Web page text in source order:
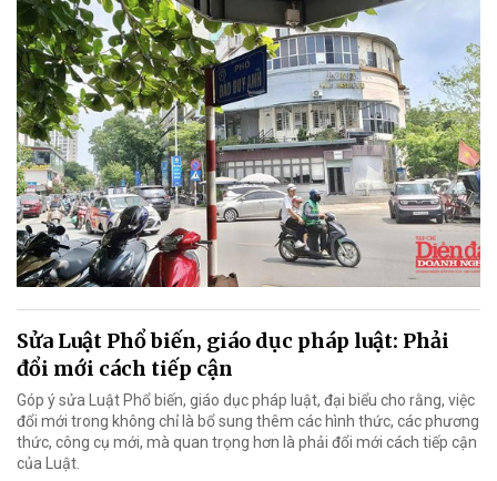
Sửa Luật Phổ biến, giáo dục pháp luật: Phải
đổi mới cách tiếp cận
Góp ý sửa Luật Phổ biến, giáo dục pháp luật, đại biểu cho rằng, việc
đổi mới trong không chỉ là bổ sung thêm các hình thức, các phương
thức, công cụ mới, mà quan trọng hơn là phải đổi mới cách tiếp cận
của Luật.